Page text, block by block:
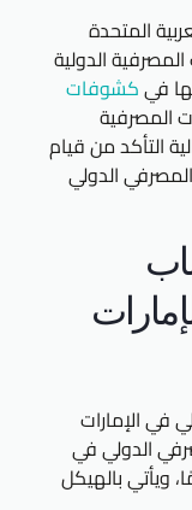
المتحدة
الدولية
فيكشوفات
المصرفية
التأكد من قيام
الدولي
في الإمارات
الدولي في
من 23 حرفًا ورقمًا، ويأتي بالهيكل